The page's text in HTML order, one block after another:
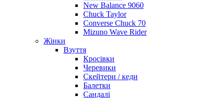
New Balance 9060
Chuck Taylor
Converse Chuck 70
Mizuno Wave Rider
Жінки
Взуття
Кросівки
Черевики
Скейтери / кеди
Балетки
Сандалі